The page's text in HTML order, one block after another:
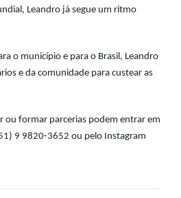
Leandro já segue um ritmo
o município e para o Brasil, Leandro
e da comunidade para custear as
ou formar parcerias podem entrar em
9 9820-3652 ou pelo Instagram